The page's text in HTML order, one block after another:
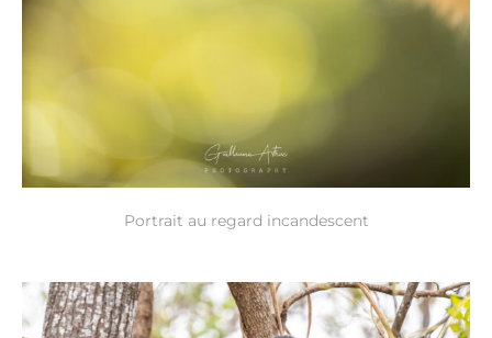
Portrait au regard incandescent